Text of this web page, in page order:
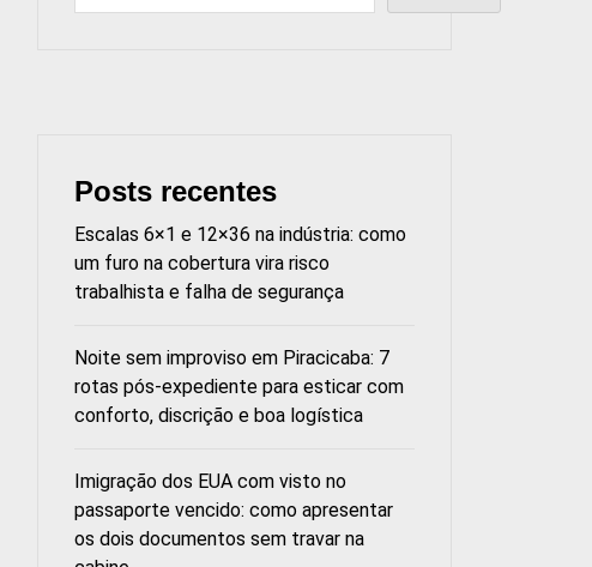
Posts recentes
Escalas 6×1 e 12×36 na indústria: como
um furo na cobertura vira risco
trabalhista e falha de segurança
Noite sem improviso em Piracicaba: 7
rotas pós-expediente para esticar com
conforto, discrição e boa logística
Imigração dos EUA com visto no
passaporte vencido: como apresentar
os dois documentos sem travar na